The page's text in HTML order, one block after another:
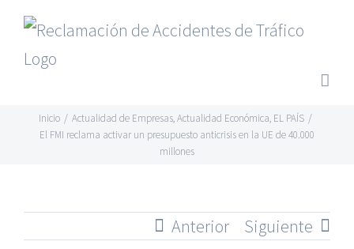
Saltar
contenido
Inicio / Actualidad de Empresas,Actualidad Económica, EL PAÍS /
El FMI reclama activar un presupuesto anticrisis en la UE de 40.000
millones
Anterior Siguiente